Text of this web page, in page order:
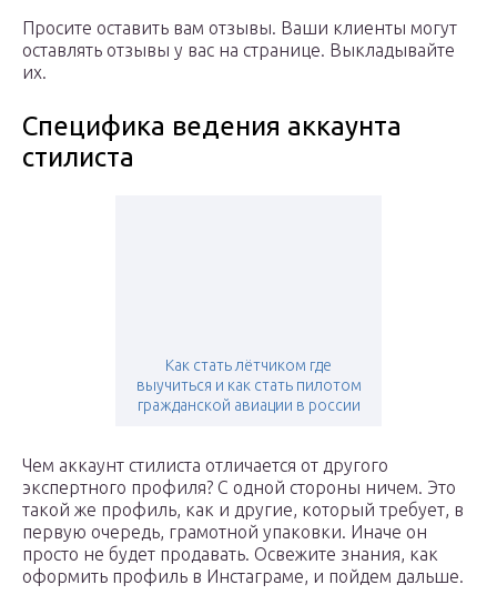
Просите оставить вам отзывы. Ваши клиенты могут
оставлять отзывы у вас на странице. Выкладывайте
их.
Специфика ведения аккаунта
стилиста
Как стать лётчиком где
выучиться и как стать пилотом
гражданской авиации в россии
Чем аккаунт стилиста отличается от другого
экспертного профиля? С одной стороны ничем. Это
такой же профиль, как и другие, который требует, в
первую очередь, грамотной упаковки. Иначе он
просто не будет продавать. Освежите знания, как
оформить профиль в Инстаграме, и пойдем дальше.